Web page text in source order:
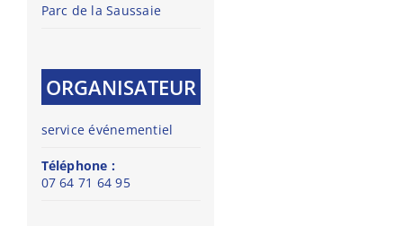
Parc de la Saussaie
ORGANISATEUR
service événementiel
Téléphone :
07 64 71 64 95